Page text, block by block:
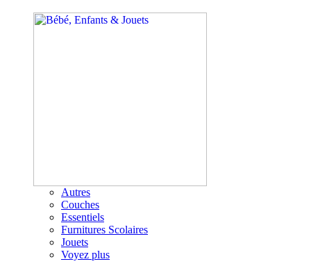
Autres
Couches
Essentiels
Furnitures Scolaires
Jouets
Voyez plus